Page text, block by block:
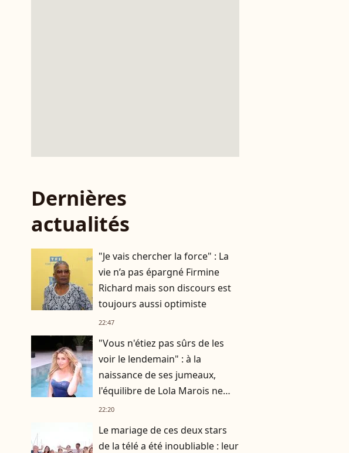
Dernières
actualités
"Je vais chercher la force" : La
vie n’a pas épargné Firmine
Richard mais son discours est
toujours aussi optimiste
22:47
"Vous n'étiez pas sûrs de les
voir le lendemain" : à la
naissance de ses jumeaux,
l'équilibre de Lola Marois ne
tenait qu'à un fil
22:20
Le mariage de ces deux stars
de la télé a été inoubliable : leur